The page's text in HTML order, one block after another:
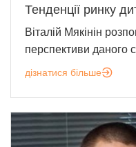
Тенденції ринку
Віталій Мякінін
перспективи даного
дізнатися більше